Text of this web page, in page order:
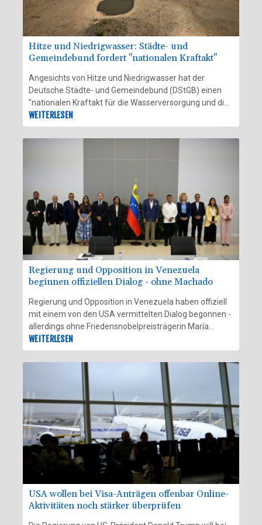
Hitze und Niedrigwasser: Städte- und
Gemeindebund fordert "nationalen Kraftakt"
Angesichts von Hitze und Niedrigwasser hat der
Deutsche Städte- und Gemeindebund (DStGB) einen
"nationalen Kraftakt für die Wasserversorgung und die
Klimaanpassung" in den Kommunen gefordert. "Bereits
jetzt ist die Hälfte aller Landkreise und kreisfreien
Städte in Deutschland von akutem oder strukturellem
Deutschland müsse Wasser daher "künftig als
strategische Ressource begreifen".
WEITERLESEN
Regierung und Opposition in Venezuela
beginnen offiziellen Dialog - ohne Machado
Regierung und Opposition in Venezuela haben offiziell
mit einem von den USA vermittelten Dialog begonnen -
allerdings ohne Friedensnobelpreisträgerin María
Corina Machado. Bei den Gesprächen solle es um die
Stärkung der Demokratie und die Garantie politischer
Rechte gehen, hieß es am Donnerstag beim
Zusammentreffen beider Seiten. Zudem solle
gemeinsam über das weitere Vorgehen nach dem
schweren Doppel-Erdbeben gehen, bei dem Ende Juni
mehr als 6000 Menschen getötet wurden.
WEITERLESEN
USA wollen bei Visa-Anträgen offenbar Online-
Aktivitäten noch stärker überprüfen